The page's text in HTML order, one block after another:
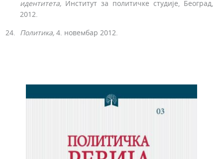
идентитета, Ин­ститут за политичке студије, Београд,
2012.
Политика, 4. новембар 2012.